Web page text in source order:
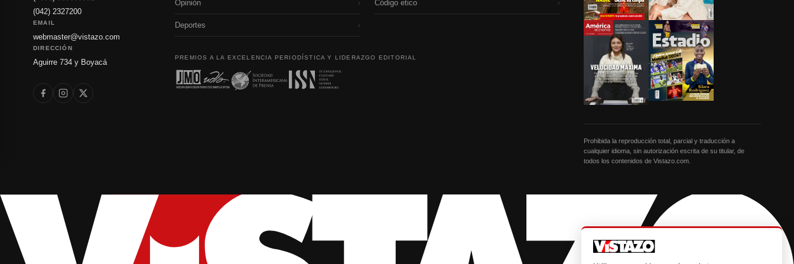
(042) 2327200
EMAIL
webmaster@vistazo.com
DIRECCIÓN
Aguirre 734 y Boyacá
Opinión ›
Deportes ›
Código etico ›
PREMIOS A LA EXCELENCIA PERIODÍSTICA Y LIDERAZGO EDITORIAL
Prohibida la reproducción total, parcial y traducción a
cualquier idioma, sin autorización escrita de su titular, de
todos los contenidos de Vistazo.com.